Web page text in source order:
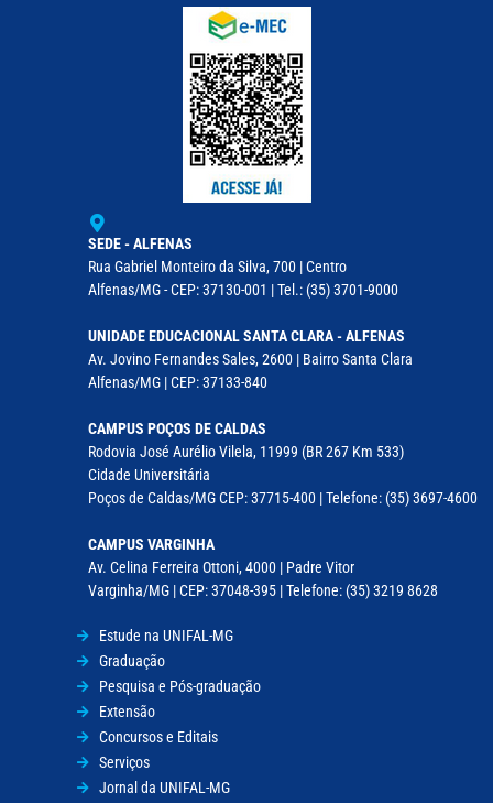
SEDE - ALFENAS
Rua Gabriel Monteiro da Silva, 700 | Centro
Alfenas/MG - CEP: 37130-001 | Tel.: (35) 3701-9000
UNIDADE EDUCACIONAL SANTA CLARA - ALFENAS
Av. Jovino Fernandes Sales, 2600 | Bairro Santa Clara
Alfenas/MG | CEP: 37133-840
CAMPUS POÇOS DE CALDAS
Rodovia José Aurélio Vilela, 11999 (BR 267 Km 533)
Cidade Universitária
Poços de Caldas/MG CEP: 37715-400 | Telefone: (35) 3697-4600
CAMPUS VARGINHA
Av. Celina Ferreira Ottoni, 4000 | Padre Vitor
Varginha/MG | CEP: 37048-395 | Telefone: (35) 3219 8628
Estude na UNIFAL-MG
Graduação
Pesquisa e Pós-graduação
Extensão
Concursos e Editais
Serviços
Jornal da UNIFAL-MG